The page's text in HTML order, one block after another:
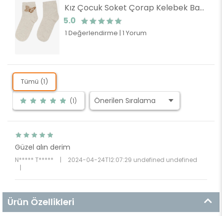
Kız Çocuk Soket Çorap Kelebek Baskılı Taşlı Bej Melanj (11-12 Yaş)
5.0
1 Değerlendirme | 1 Yorum
Tümü (1)
(1)
Güzel alın derim
N***** T***** |
2024-04-24T12:07:29 undefined undefined
|
Ürün Özellikleri